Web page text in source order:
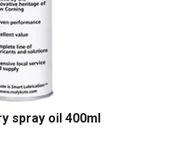
spray oil 400ml